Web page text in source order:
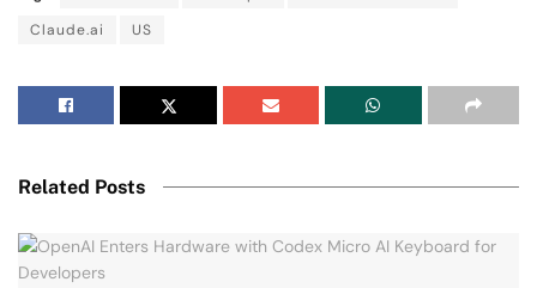
Claude.ai
US
Related Posts